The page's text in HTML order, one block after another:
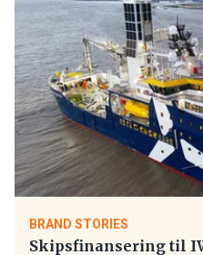
BRAND STORIES
Skipsfinansering til